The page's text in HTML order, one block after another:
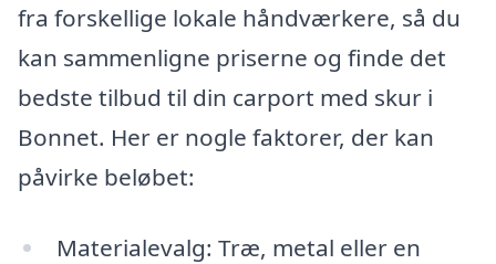
fra forskellige lokale håndværkere, så du
kan sammenligne priserne og finde det
bedste tilbud til din carport med skur i
Bonnet. Her er nogle faktorer, der kan
påvirke beløbet:
Materialevalg: Træ, metal eller en